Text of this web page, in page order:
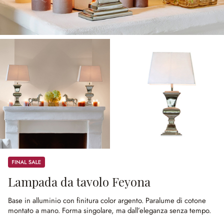
Sale
Lampada da tavolo Feyona
Base in alluminio con finitura color argento. Paralume di cotone
montato a mano. Forma singolare, ma dall’eleganza senza tempo.